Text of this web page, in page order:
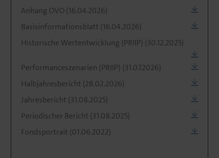
Anhang OVO (16.04.2026)
Basisinformationsblatt (16.04.2026)
Historische Wertentwicklung (PRIIP) (30.12.2025)
Performanceszenarien (PRIIP) (31.07.2026)
Halbjahresbericht (28.02.2026)
Jahresbericht (31.08.2025)
Periodischer Bericht (31.08.2025)
Fondsportrait (01.06.2022)